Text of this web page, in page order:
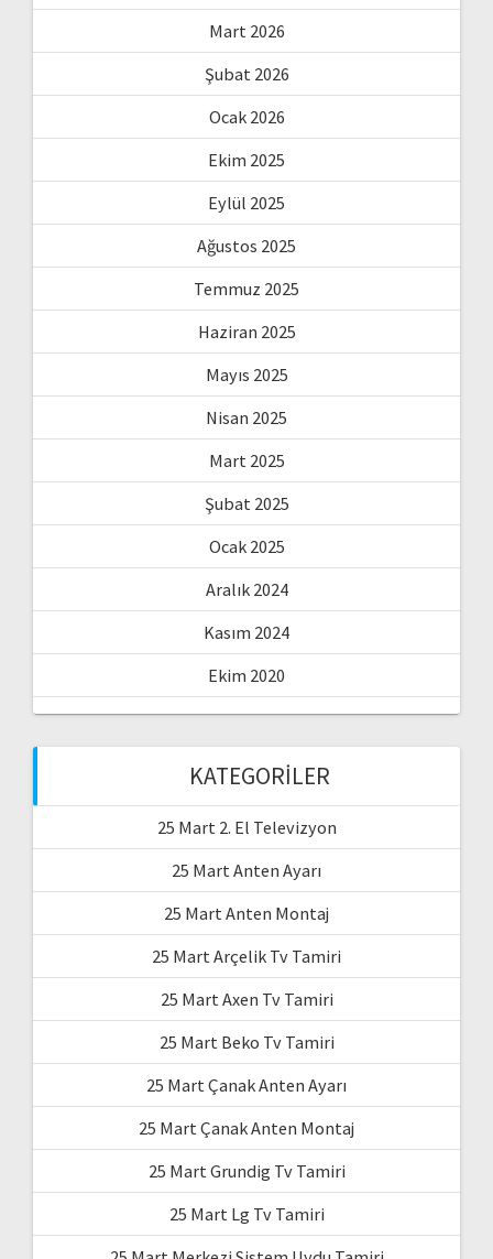
Mart 2026
Şubat 2026
Ocak 2026
Ekim 2025
Eylül 2025
Ağustos 2025
Temmuz 2025
Haziran 2025
Mayıs 2025
Nisan 2025
Mart 2025
Şubat 2025
Ocak 2025
Aralık 2024
Kasım 2024
Ekim 2020
KATEGORILER
25 Mart 2. El Televizyon
25 Mart Anten Ayarı
25 Mart Anten Montaj
25 Mart Arçelik Tv Tamiri
25 Mart Axen Tv Tamiri
25 Mart Beko Tv Tamiri
25 Mart Çanak Anten Ayarı
25 Mart Çanak Anten Montaj
25 Mart Grundig Tv Tamiri
25 Mart Lg Tv Tamiri